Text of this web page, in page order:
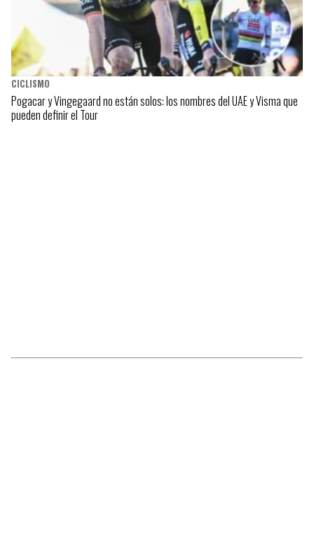
CICLISMO
Pogacar y Vingegaard no están solos: los nombres del UAE y Visma que
pueden definir el Tour